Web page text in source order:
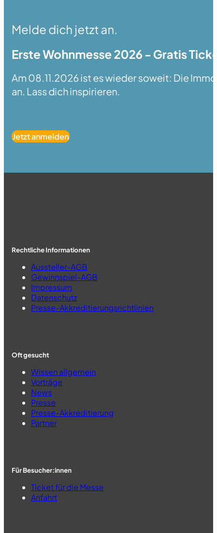
Melde dich jetzt an.
Erste Wohnmesse 2026 - Gratis
Am 08.11.2026 ist es wieder soweit: Die
an. Lass dich inspirieren.
Jetzt anmelden
Rechtliche Informationen
Aussteller-AGB
Gewinnspiel-AGB
Impressum
Datenschutz
Presse-Akkreditierungsrichtlinien
Oft gesucht
Wissen allgemein
Vorträge
News
Presse
Presse-Akkreditierung
Partner
Für Besucher:innen
Ticket für die Messe
Anfahrt